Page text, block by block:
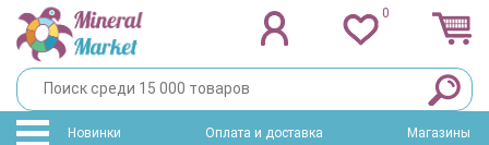
0
Новинки Оплата и доставка Магазины